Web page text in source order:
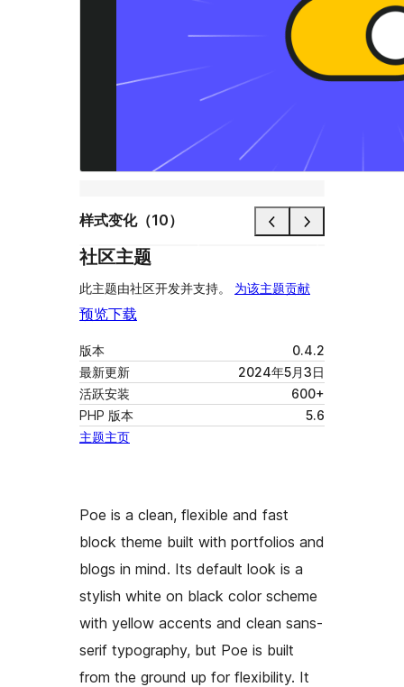
样式变化（10）
社区主题
此主题由社区开发并支持。 为该主题贡献
预览下载
版本
0.4.2
最新更新
2024年5月3日
活跃安装
600+
PHP 版本
5.6
主题主页
Poe is a clean, flexible and fast
block theme built with portfolios and
blogs in mind. Its default look is a
stylish white on black color scheme
with yellow accents and clean sans-
serif typography, but Poe is built
from the ground up for flexibility. It